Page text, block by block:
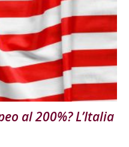
al 200%? L’Italia